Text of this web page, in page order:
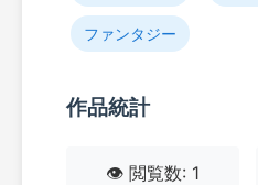
ファンタジー
作品統計
👁️ 閲覧数: 1